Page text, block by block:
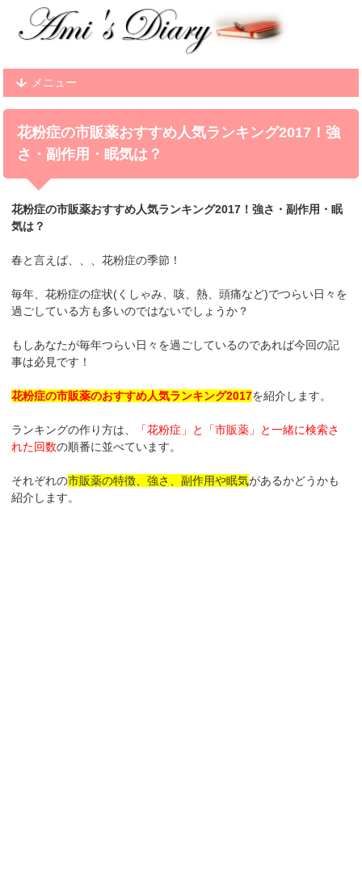
メニュー
花粉症の市販薬おすすめ人気ランキング2017！強
さ・副作用・眠気は？
花粉症の市販薬おすすめ人気ランキング2017！強さ・副作用・眠
気は？
春と言えば、、、花粉症の季節！
毎年、花粉症の症状(くしゃみ、咳、熱、頭痛など)でつらい日々を
過ごしている方も多いのではないでしょうか？
もしあなたが毎年つらい日々を過ごしているのであれば今回の記
事は必見です！
花粉症の市販薬のおすすめ人気ランキング2017を紹介します。
ランキングの作り方は、
「花粉症」と「市販薬」と一緒に検索さ
れた回数の順番に並べています。
それぞれの市販薬の特徴、強さ、副作用や眠気があるかどうかも
紹介します。